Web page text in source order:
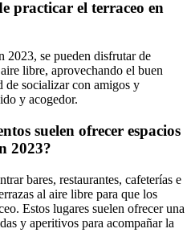
practicar el terraceo en
2023, se pueden disfrutar de
libre, aprovechando el buen
socializar con amigos y
y acogedor.
suelen ofrecer espacios
2023?
bares, restaurantes, cafeterías e
al aire libre para que los
Estos lugares suelen ofrecer una
y aperitivos para acompañar la